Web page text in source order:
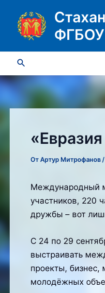
содержимому
Поиск
ОтАртур Митрофанов /
Международный
участников, 220
дружбы – вот
С 24 по 29
выстраивать
проекты, бизнес,
молодёжных